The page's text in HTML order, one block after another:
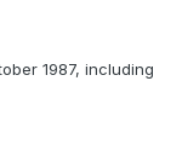
1987, including